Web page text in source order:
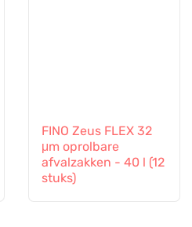
FINO Zeus FLEX 32
μm oprolbare
afvalzakken - 40 l (12
stuks)